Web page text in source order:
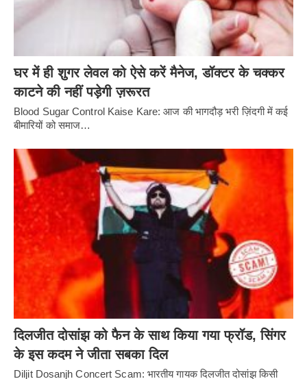
घर में ही शुगर लेवल को ऐसे करें मैनेज, डॉक्टर के चक्कर
काटने की नहीं पड़ेगी ज़रूरत
Blood Sugar Control Kaise Kare: आज की भागदौड़ भरी ज़िंदगी में कई
बीमारियों को समाज…
दिलजीत दोसांझ को फैन के साथ किया गया फ्रॉड, सिंगर
के इस कदम ने जीता सबका दिल
Diljit Dosanjh Concert Scam: भारतीय गायक दिलजीत दोसांझ किसी